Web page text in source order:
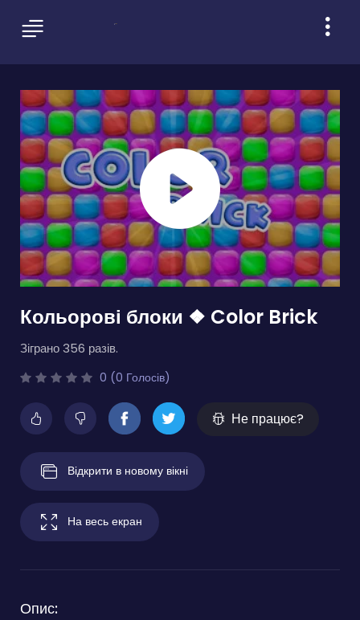
Кольорові блоки ❖ Color Brick
Зіграно 356 разів.
0 (0 Голосів)
Не працює?
Відкрити в новому вікні
На весь екран
Опис: